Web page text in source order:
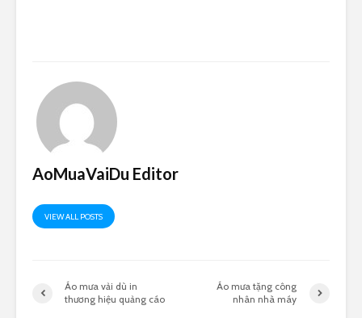
AoMuaVaiDu Editor
VIEW ALL POSTS
Áo mưa vải dù in
thương hiệu quảng cáo
Áo mưa tặng công
nhân nhà máy